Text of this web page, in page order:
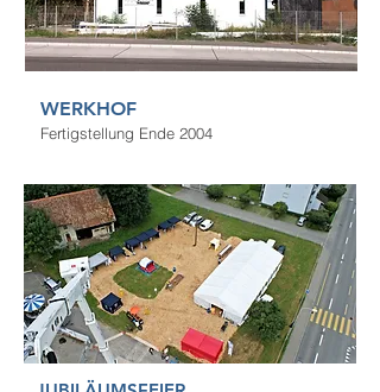
WERKHOF
Fertigstellung Ende 2004